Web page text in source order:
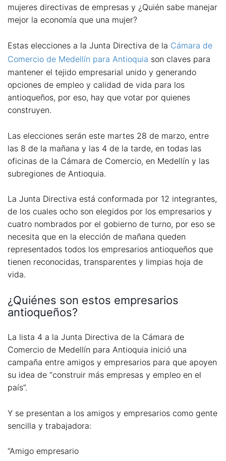
mujeres directivas de empresas y ¿Quién sabe manejar
mejor la economía que una mujer?
Estas elecciones a la Junta Directiva de la Cámara de
Comercio de Medellín para Antioquia son claves para
mantener el tejido empresarial unido y generando
opciones de empleo y calidad de vida para los
antioqueños, por eso, hay que votar por quienes
construyen.
Las elecciones serán este martes 28 de marzo, entre
las 8 de la mañana y las 4 de la tarde, en todas las
oficinas de la Cámara de Comercio, en Medellín y las
subregiones de Antioquia.
La Junta Directiva está conformada por 12 integrantes,
de los cuales ocho son elegidos por los empresarios y
cuatro nombrados por el gobierno de turno, por eso se
necesita que en la elección de mañana queden
representados todos los empresarios antioqueños que
tienen reconocidas, transparentes y limpias hoja de
vida.
¿Quiénes son estos empresarios
antioqueños?
La lista 4 a la Junta Directiva de la Cámara de
Comercio de Medellín para Antioquia inició una
campaña entre amigos y empresarios para que apoyen
su idea de “construir más empresas y empleo en el
país”.
Y se presentan a los amigos y empresarios como gente
sencilla y trabajadora:
“Amigo empresario